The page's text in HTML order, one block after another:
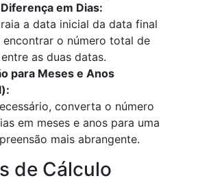
em Dias:
a data inicial da data final
encontrar o número total de
as duas datas.
para Meses e Anos
converta o número
em meses e anos para uma
mais abrangente.
de Cálculo